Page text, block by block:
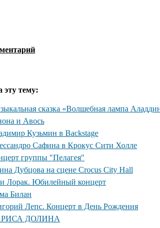
тему:
сказка «Волшебная лампа
и Авось
Кузьмин в Backstage
Сафина в Крокус Сити Холле
группы "Пелагея"
Дубцова на сцене Crocus City Hall
Лорак. Юбилейный концерт
Билан
Лепс. Концерт в День Рождения
ДОЛИНА